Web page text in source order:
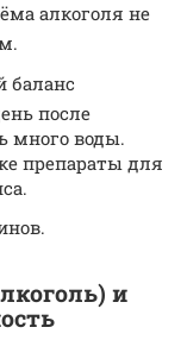
алкоголя не
баланс
после
много воды.
препараты для
и